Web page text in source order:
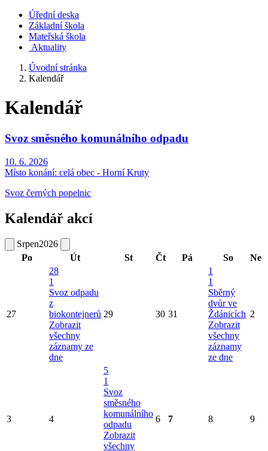
Úřední deska
Základní škola
Mateřská škola
Aktuality
Úvodní stránka
Kalendář
Kalendář
Svoz směsného komunálního odpadu
10. 6. 2026
Místo konání: celá obec - Horní Kruty
Svoz černých popelnic
Kalendář akcí
Srpen2026
Po
Út St Čt Pá So Ne
27
28
1
Svoz odpadu
z
biokontejnerů
Zobrazit
všechny
záznamy ze
dne
29 30 31
1
1
Sběrný
dvůr ve
Ždánicích
Zobrazit
všechny
záznamy
ze dne
2
3 4
5
1
Svoz
směsného
komunálního
odpadu
Zobrazit
všechny
6 7 8 9